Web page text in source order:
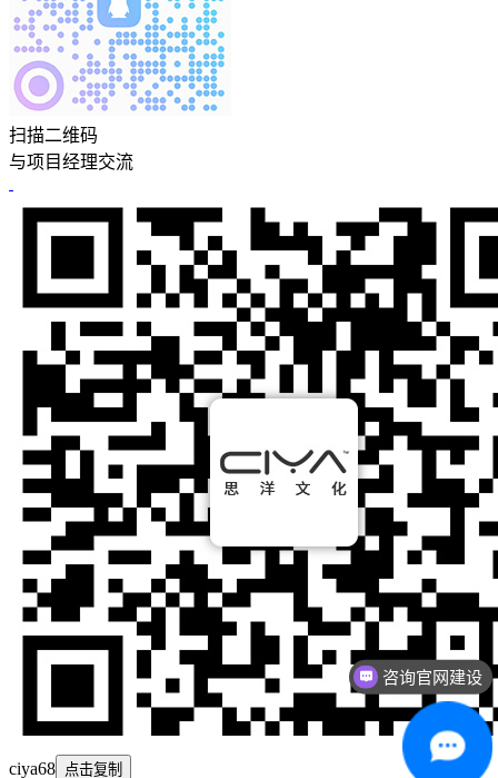
扫描二维码
与项目经理交流
ciya68 点击复制
咨询官网建设